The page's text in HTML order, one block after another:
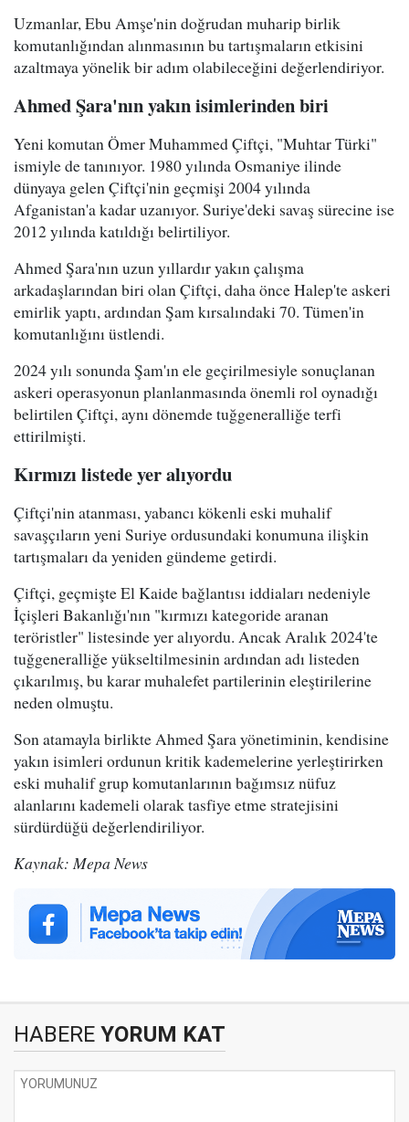
Uzmanlar, Ebu Amşe'nin doğrudan muharip birlik
komutanlığından alınmasının bu tartışmaların etkisini
azaltmaya yönelik bir adım olabileceğini değerlendiriyor.
Ahmed Şara'nın yakın isimlerinden biri
Yeni komutan Ömer Muhammed Çiftçi, "Muhtar Türki"
ismiyle de tanınıyor. 1980 yılında Osmaniye ilinde
dünyaya gelen Çiftçi'nin geçmişi 2004 yılında
Afganistan'a kadar uzanıyor. Suriye'deki savaş sürecine ise
2012 yılında katıldığı belirtiliyor.
Ahmed Şara'nın uzun yıllardır yakın çalışma
arkadaşlarından biri olan Çiftçi, daha önce Halep'te askeri
emirlik yaptı, ardından Şam kırsalındaki 70. Tümen'in
komutanlığını üstlendi.
2024 yılı sonunda Şam'ın ele geçirilmesiyle sonuçlanan
askeri operasyonun planlanmasında önemli rol oynadığı
belirtilen Çiftçi, aynı dönemde tuğgeneralliğe terfi
ettirilmişti.
Kırmızı listede yer alıyordu
Çiftçi'nin atanması, yabancı kökenli eski muhalif
savaşçıların yeni Suriye ordusundaki konumuna ilişkin
tartışmaları da yeniden gündeme getirdi.
Çiftçi, geçmişte El Kaide bağlantısı iddiaları nedeniyle
İçişleri Bakanlığı'nın "kırmızı kategoride aranan
teröristler" listesinde yer alıyordu. Ancak Aralık 2024'te
tuğgeneralliğe yükseltilmesinin ardından adı listeden
çıkarılmış, bu karar muhalefet partilerinin eleştirilerine
neden olmuştu.
Son atamayla birlikte Ahmed Şara yönetiminin, kendisine
yakın isimleri ordunun kritik kademelerine yerleştirirken
eski muhalif grup komutanlarının bağımsız nüfuz
alanlarını kademeli olarak tasfiye etme stratejisini
sürdürdüğü değerlendiriliyor.
Kaynak: Mepa News
HABERE YORUM KAT